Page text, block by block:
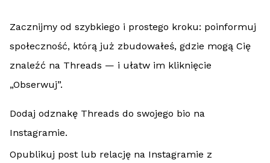
Zacznijmy od szybkiego i prostego kroku: poinformuj
społeczność, którą już zbudowałeś, gdzie mogą Cię
znaleźć na Threads — i ułatw im kliknięcie
„Obserwuj”.
Dodaj odznakę Threads do swojego bio na
Instagramie.
Opublikuj post lub relację na Instagramie z